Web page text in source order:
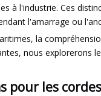
à l'industrie. Ces
l'amarrage ou
la
nous explorerons
pour les